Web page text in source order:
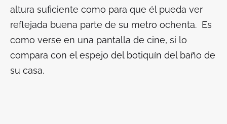
altura suficiente como para que él pueda ver
reflejada buena parte de su metro ochenta. Es
como verse en una pantalla de cine, si lo
compara con el espejo del botiquín del baño de
su casa.